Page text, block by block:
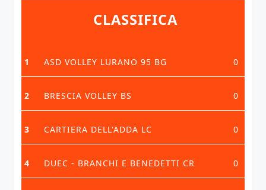
CLASSIFICA
1 ASD VOLLEY LURANO 95 BG 0
2 BRESCIA VOLLEY BS 0
3 CARTIERA DELL'ADDA LC 0
4 DUEC - BRANCHI E BENEDETTI CR 0